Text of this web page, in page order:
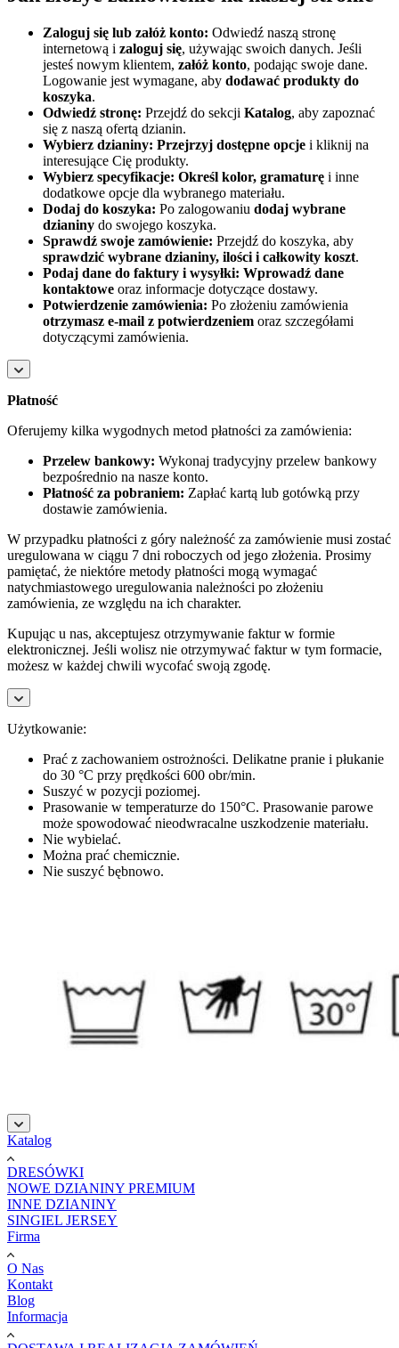
Zaloguj się lub załóż konto: Odwiedź naszą stronę
internetową i zaloguj się, używając swoich danych. Jeśli
jesteś nowym klientem, załóż konto, podając swoje dane.
Logowanie jest wymagane, aby dodawać produkty do
koszyka.
Odwiedź stronę: Przejdź do sekcji Katalog, aby zapoznać
się z naszą ofertą dzianin.
Wybierz dzianiny: Przejrzyj dostępne opcje i kliknij na
interesujące Cię produkty.
Wybierz specyfikacje: Określ kolor, gramaturę i inne
dodatkowe opcje dla wybranego materiału.
Dodaj do koszyka: Po zalogowaniu dodaj wybrane
dzianiny do swojego koszyka.
Sprawdź swoje zamówienie: Przejdź do koszyka, aby
sprawdzić wybrane dzianiny, ilości i całkowity koszt.
Podaj dane do faktury i wysyłki: Wprowadź dane
kontaktowe oraz informacje dotyczące dostawy.
Potwierdzenie zamówienia: Po złożeniu zamówienia
otrzymasz e-mail z potwierdzeniem oraz szczegółami
dotyczącymi zamówienia.
Płatność
Oferujemy kilka wygodnych metod płatności za zamówienia:
Przelew bankowy: Wykonaj tradycyjny przelew bankowy
bezpośrednio na nasze konto.
Płatność za pobraniem: Zapłać kartą lub gotówką przy
dostawie zamówienia.
W przypadku płatności z góry należność za zamówienie musi zostać
uregulowana w ciągu 7 dni roboczych od jego złożenia. Prosimy
pamiętać, że niektóre metody płatności mogą wymagać
natychmiastowego uregulowania należności po złożeniu
zamówienia, ze względu na ich charakter.
Kupując u nas, akceptujesz otrzymywanie faktur w formie
elektronicznej. Jeśli wolisz nie otrzymywać faktur w tym formacie,
możesz w każdej chwili wycofać swoją zgodę.
Użytkowanie:
Prać z zachowaniem ostrożności. Delikatne pranie i płukanie
do 30 °C przy prędkości 600 obr/min.
Suszyć w pozycji poziomej.
Prasowanie w temperaturze do 150°C. Prasowanie parowe
może spowodować nieodwracalne uszkodzenie materiału.
Nie wybielać.
Można prać chemicznie.
Nie suszyć bębnowo.
şans
casino
|
vidobet
|
vidobet
|
vidobet
güncel
giriş
|
vidobet
giriş
|
casinolevant
|
casinolevant
|
casinolevant
|
vidobet
giriş
|
şans
casino
|
casinolevant
giriş
|
casino
şans
|
şans
casino
giriş
|
casino
levant
|
casino
şans
|
casino
şans
|
boostaro
|
casinolevant
giriş
|
şans
casino
giriş
|
casinolevant
giriş
|
şanscasino
|
vidobet
|
vidobet
giriş
|
levant
casino
|
gorabet
|
galyabet
|
gorabet
|
gorabet
|
gorabet
|
vidobet
giriş
|
galyabet
|
gorabet
|
gorabet
Katalog
DRESÓWKI
NOWE DZIANINY PREMIUM
INNE DZIANINY
SINGIEL JERSEY
Firma
O Nas
Kontakt
Blog
Informacja